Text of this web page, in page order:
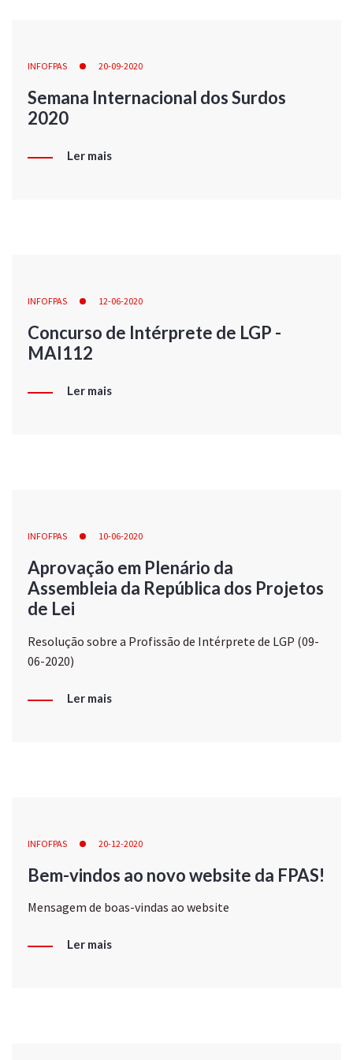
INFOFPAS 20-09-2020
Semana Internacional dos Surdos
2020
Ler mais
INFOFPAS 12-06-2020
Concurso de Intérprete de LGP -
MAI112
Ler mais
INFOFPAS 10-06-2020
Aprovação em Plenário da
Assembleia da República dos Projetos
de Lei
Resolução sobre a Profissão de Intérprete de LGP (09-
06-2020)
Ler mais
INFOFPAS 20-12-2020
Bem-vindos ao novo website da FPAS!
Mensagem de boas-vindas ao website
Ler mais